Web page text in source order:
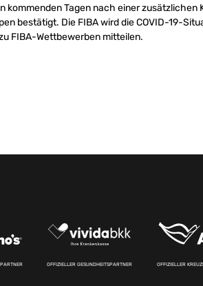
kommenden Tagen nach einer zusätzlichen
bestätigt. Die FIBA ​​wird die COVID-19-
FIBA-Wettbewerben mitteilen.
OFFIZIELLER GESUNDHEITSPARTNER OFFIZIELLER